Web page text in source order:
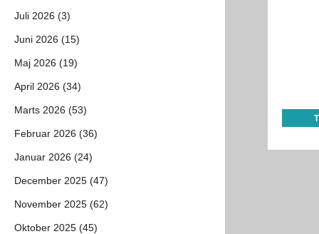
Juli 2026 (3)
Juni 2026 (15)
Maj 2026 (19)
April 2026 (34)
Marts 2026 (53)
Februar 2026 (36)
Januar 2026 (24)
December 2025 (47)
November 2025 (62)
Oktober 2025 (45)